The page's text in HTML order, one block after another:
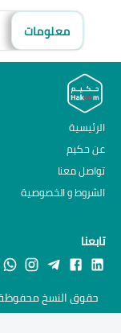
معلومات
الرئيسية
عن حكيم
تواصل معنا
الشروط و الخصوصية
تابعنا
حقوق النسخ محفوظة ©